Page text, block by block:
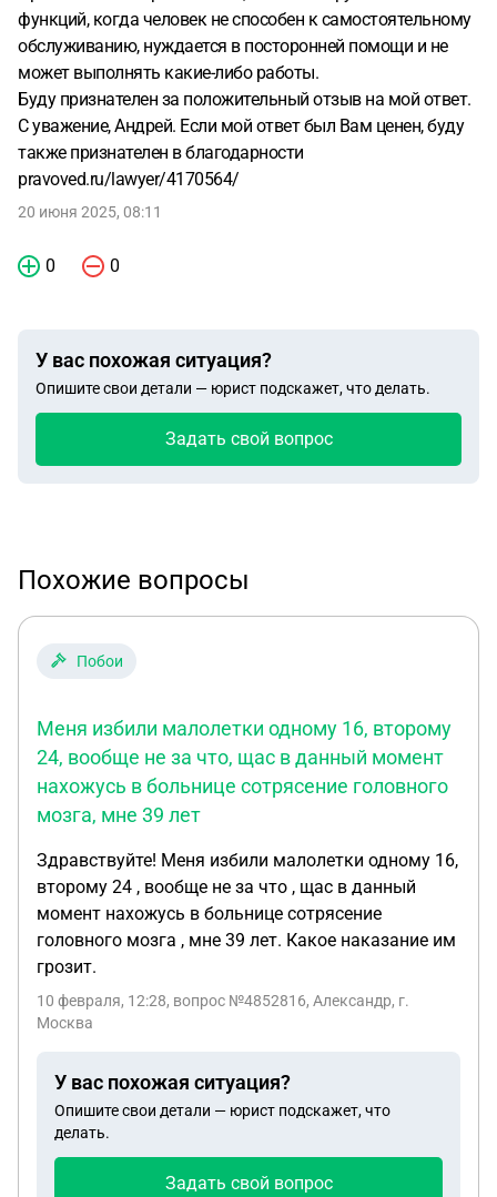
функций, когда человек не способен к самостоятельному
обслуживанию, нуждается в посторонней помощи и не
может выполнять какие-либо работы.
Буду признателен за положительный отзыв на мой ответ.
С уважение, Андрей. Если мой ответ был Вам ценен, буду
также признателен в благодарности
pravoved.ru/lawyer/4170564/
20 июня 2025, 08:11
0 0
У вас похожая ситуация?
Опишите свои детали — юрист подскажет, что делать.
Задать свой вопрос
Похожие вопросы
Побои
Меня избили малолетки одному 16, второму
24, вообще не за что, щас в данный момент
нахожусь в больнице сотрясение головного
мозга, мне 39 лет
Здравствуйте! Меня избили малолетки одному 16,
второму 24 , вообще не за что , щас в данный
момент нахожусь в больнице сотрясение
головного мозга , мне 39 лет. Какое наказание им
грозит.
10 февраля, 12:28, вопрос №4852816, Александр, г.
Москва
У вас похожая ситуация?
Опишите свои детали — юрист подскажет, что
делать.
Задать свой вопрос